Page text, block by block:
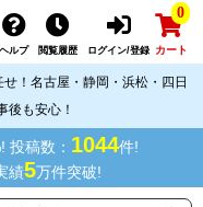
ヘルプ 閲覧履歴 ログイン/登録
0
カート
！名古屋・静岡・浜松・四日
後も安心！
投稿数： 1044件!
績5万件突破!